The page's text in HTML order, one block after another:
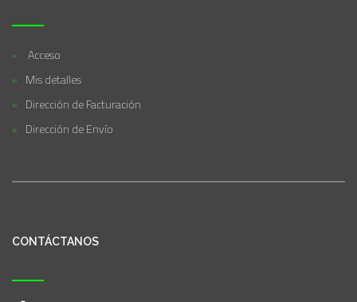
Acceso
Mis detalles
Dirección de Facturación
Dirección de Envío
CONTÁCTANOS